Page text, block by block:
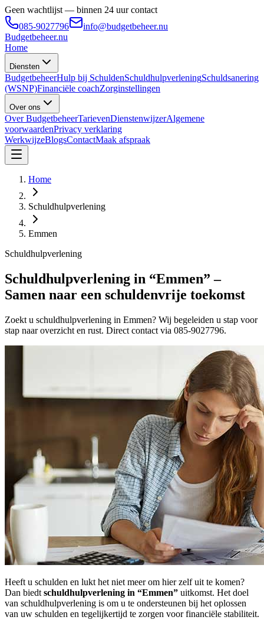
Geen wachtlijst — binnen 24 uur contact
085-9027796
info@budgetbeheer.nu
Budgetbeheer.nu
Home
Diensten
BudgetbeheerHulp bij SchuldenSchuldhulpverleningSchuldsanering
(WSNP)Financiële coachZorginstellingen
Over ons
Over BudgetbeheerTarievenDienstenwijzerAlgemene
voorwaardenPrivacy verklaring
WerkwijzeBlogsContactMaak afspraak
Home
Schuldhulpverlening
Emmen
Schuldhulpverlening
Schuldhulpverlening in “Emmen” –
Samen naar een schuldenvrije toekomst
Zoekt u schuldhulpverlening in Emmen? Wij begeleiden u stap voor
stap naar overzicht en rust. Direct contact via 085-9027796.
Heeft u schulden en lukt het niet meer om hier zelf uit te komen?
Dan biedt schuldhulpverlening in “Emmen” uitkomst. Het doel
van schuldhulpverlening is om u te ondersteunen bij het oplossen
van uw schulden en tegelijkertijd te zorgen voor financiële stabiliteit.